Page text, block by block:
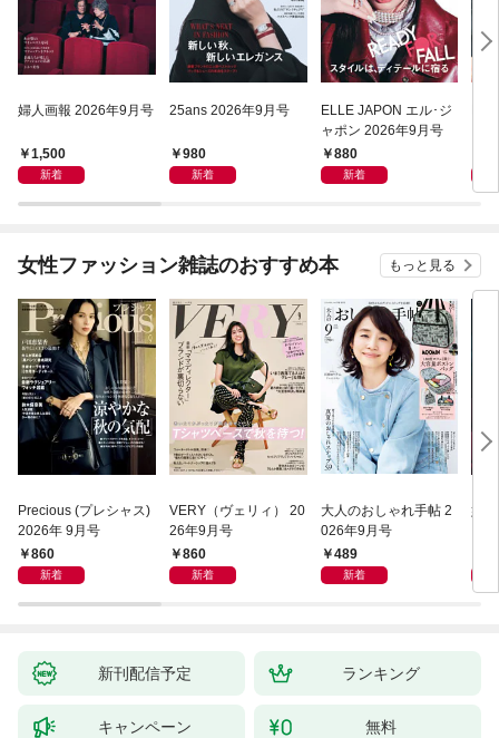
婦人画報 2026年9月号
1,500
新着
25ans 2026年9月号
980
新着
ELLE JAPON エル･ジ
ャポン 2026年9月号
880
新着
女性ファッション雑誌のおすすめ本 もっと見る
Precious (プレシャス)
2026年 9月号
860
新着
VERY（ヴェリィ） 20
26年9月号
860
新着
大人のおしゃれ手帖 2
026年9月号
489
新着
婦
新刊配信予定 ランキング
キャンペーン 無料